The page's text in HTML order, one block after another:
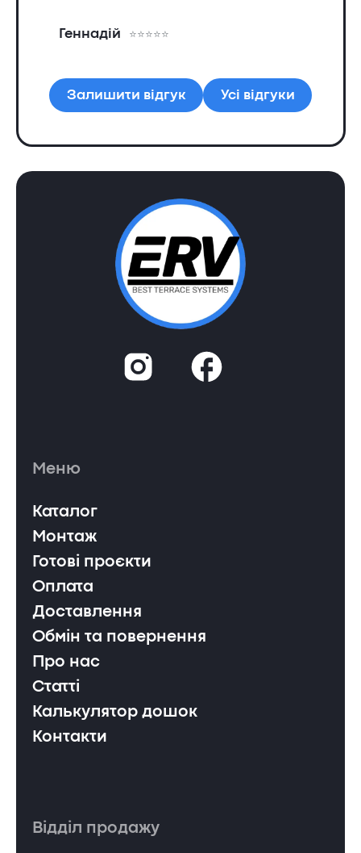
Геннадій
Залишити відгук Усі відгуки
Меню
Каталог
Монтаж
Готові проєкти
Оплата
Доставлення
Обмін та повернення
Про нас
Статті
Калькулятор дошок
Контакти
Відділ продажу